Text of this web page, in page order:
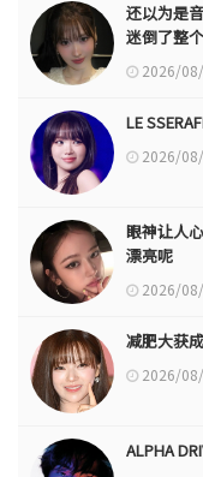
还以为是
迷倒了整
2026/
LE
2026/
眼神让人
漂亮呢
2026/
减肥大获
2026/
ALPHA